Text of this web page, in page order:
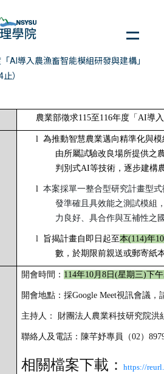
AI導入農漁畜智能模組研發與建構」
）
農業部徵求115至 116年度「 AI導
l 為推動智慧農業邁向精準化與
由所屬試驗改良場所提供之
判別式AI等技術，逐步建構
l 本案採單一整合型研究計畫型
發準確且具效能之測試模組
力良好、具合作與互補性之
l 旨揭計畫自即日起至本(114)年10
數，於期限前親送或郵寄紙
開會時間： 114年10月 8 日 (星期三)下午
開會地點：採Google Meet視訊會議，
主持人： 財團法人農業科技研究院洪
聯絡人及電話：陳芊妤專員（02）
相關檔案下載： https://